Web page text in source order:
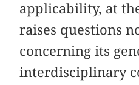
applicability, at
raises questions
concerning its
interdisciplinary